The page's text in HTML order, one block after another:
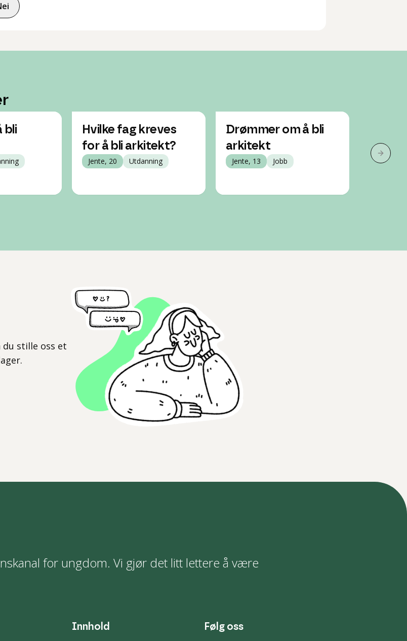
bli
Hvilke fag kreves
for å bli arkitekt?
Jente, 20 Utdanning
Drømmer om å bli
arkitekt
Jente, 13 Jobb
for å
Jente, 18
Neste
du stille oss et
for ungdom. Vi gjør det litt lettere å være
Innhold Følg oss